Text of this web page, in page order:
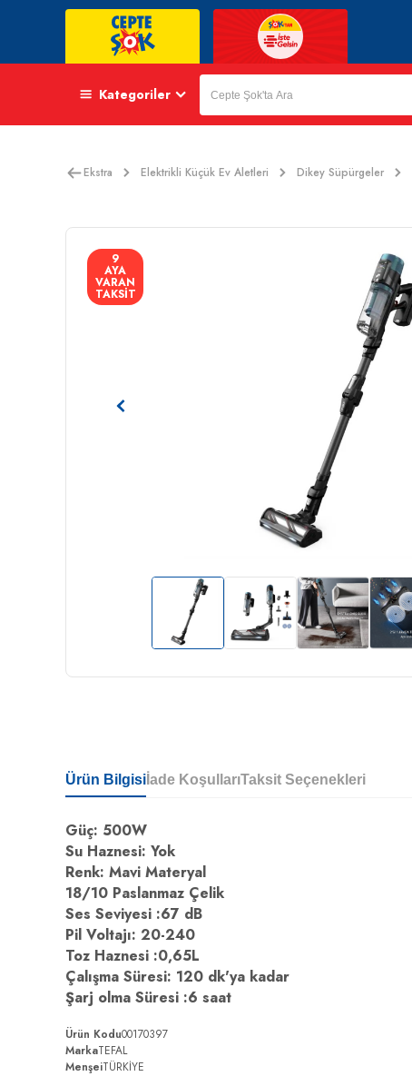
Kategoriler
Ekstra Elektrikli Küçük Ev Aletleri Dikey Süpürgeler
9
AYA
VARAN
TAKSİT
Ürün Bilgisi İade KoşullarıTaksit Seçenekleri
Güç: 500W
Su Haznesi: Yok
Renk: Mavi Materyal
18/10 Paslanmaz Çelik
Ses Seviyesi :67 dB
Pil Voltajı: 20-240
Toz Haznesi :0,65L
Çalışma Süresi: 120 dk'ya kadar
Şarj olma Süresi :6 saat
Ürün Kodu00170397
MarkaTEFAL
MenşeiTÜRKİYE